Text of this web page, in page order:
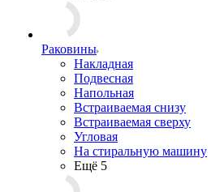
Раковины
Накладная
Подвесная
Напольная
Встраиваемая снизу
Встраиваемая сверху
Угловая
На стиральную машину
Ещё 5